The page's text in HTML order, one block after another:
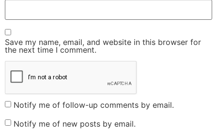
Save my name, email, and website in this browser for
the next time I comment.
Notify me of follow-up comments by email.
Notify me of new posts by email.